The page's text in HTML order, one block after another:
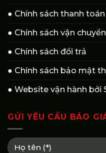
● Chính sách thanh toán
● Chính sách vận chuyển
● Chính sách đổi trả
● Chính sách bảo mật
● Website vận hành bởi
GỬI YÊU CẦU BÁO